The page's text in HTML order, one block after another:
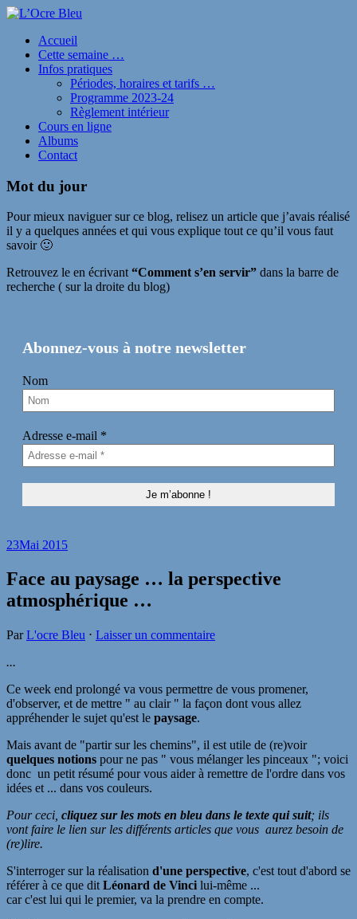
Accueil
Cette semaine …
Infos pratiques
Périodes, horaires et tarifs …
Programme 2023-24
Règlement intérieur
Cours en ligne
Albums
Contact
Mot du jour
Pour mieux naviguer sur ce blog, relisez un article que j’avais réalisé
il y a quelques années et qui vous explique tout ce qu’il vous faut
savoir 🙂
Retrouvez le en écrivant“Comment s’en servir” dans la barre de
recherche ( sur la droite du blog)
Abonnez-vous à notre newsletter
Nom
Adresse e-mail *
23Mai 2015
Face au paysage … la perspective
atmosphérique …
ParL'ocre Bleu ⋅ Laisser un commentaire
...
Ce week end prolongé va vous permettre de vous promener,
d'observer, et de mettre " au clair " la façon dont vous allez
appréhender le sujet qu'est le paysage.
Mais avant de "partir sur les chemins", il est utile de (re)voir
quelques notions pour ne pas " vous mélanger les pinceaux "; voici
donc un petit résumé pour vous aider à remettre de l'ordre dans vos
idées et ... dans vos couleurs.
Pour ceci, cliquez sur les mots en bleu dans le texte qui suit; ils
vont faire le lien sur les différents articles que vous aurez besoin de
(re)lire.
S'interroger sur la réalisation d'une perspective, c'est tout d'abord se
référer à ce que dit Léonard de Vinci lui-même ...
car c'est lui qui le premier, va la prendre en compte.